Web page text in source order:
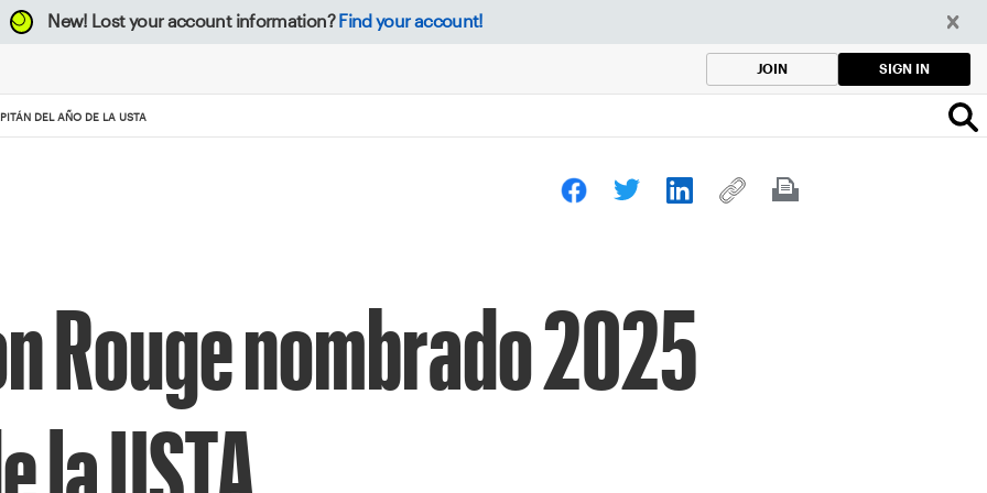
New! Lost your account information? Find your account!
JOIN SIGN IN
DEL AÑO DE LA USTA
Rouge nombrado 2025
la USTA